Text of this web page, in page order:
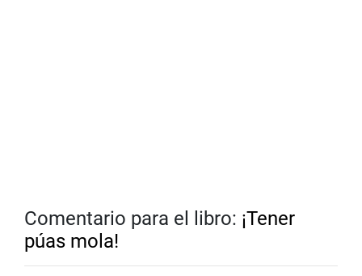
Comentario para el libro: ¡Tener
púas mola!